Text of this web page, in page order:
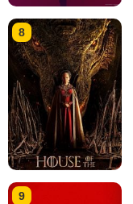
8
9